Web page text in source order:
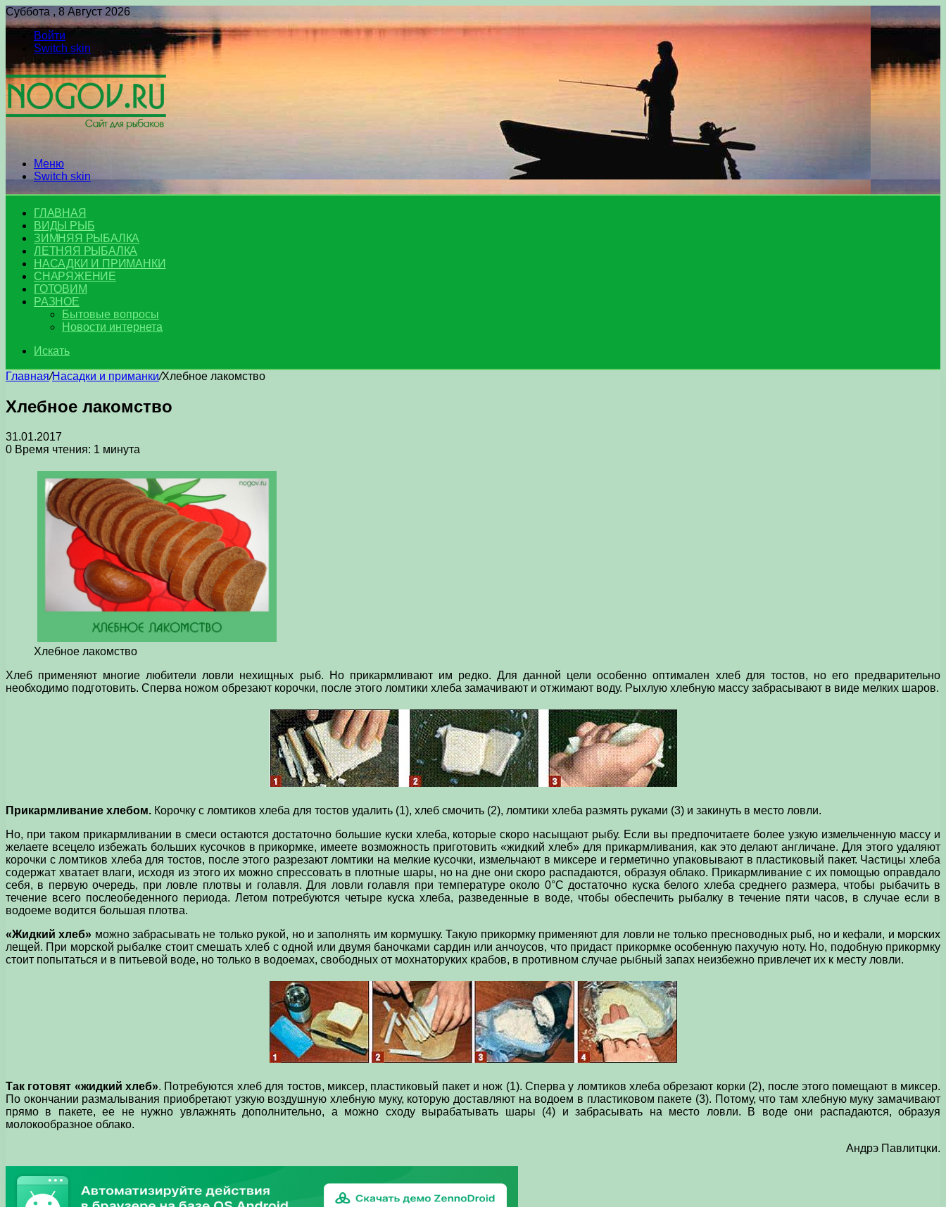
Суббота , 8 Август 2026
Войти
Switch skin
Меню
Switch skin
ГЛАВНАЯ
ВИДЫ РЫБ
ЗИМНЯЯ РЫБАЛКА
ЛЕТНЯЯ РЫБАЛКА
НАСАДКИ И ПРИМАНКИ
СНАРЯЖЕНИЕ
ГОТОВИМ
РАЗНОЕ
Бытовые вопросы
Новости интернета
Искать
Главная/Насадки и приманки/Хлебное лакомство
Хлебное лакомство
31.01.2017
0 Время чтения: 1 минута
Хлебное лакомство
Хлеб применяют многие любители ловли нехищных рыб. Но прикармливают им редко. Для данной цели особенно оптимален хлеб для тостов, но его предварительно
необходимо подготовить. Сперва ножом обрезают корочки, после этого ломтики хлеба замачивают и отжимают воду. Рыхлую хлебную массу забрасывают в виде мелких шаров.
Прикармливание хлебом. Корочку с ломтиков хлеба для тостов удалить (1), хлеб смочить (2), ломтики хлеба размять руками (3) и закинуть в место ловли.
Но, при таком прикармливании в смеси остаются достаточно большие куски хлеба, которые скоро насыщают рыбу. Если вы предпочитаете более узкую измельченную массу и
желаете всецело избежать больших кусочков в прикормке, имеете возможность приготовить «жидкий хлеб» для прикармливания, как это делают англичане. Для этого удаляют
корочки с ломтиков хлеба для тостов, после этого разрезают ломтики на мелкие кусочки, измельчают в миксере и герметично упаковывают в пластиковый пакет. Частицы хлеба
содержат хватает влаги, исходя из этого их можно спрессовать в плотные шары, но на дне они скоро распадаются, образуя облако. Прикармливание с их помощью оправдало
себя, в первую очередь, при ловле плотвы и голавля. Для ловли голавля при температуре около 0°С достаточно куска белого хлеба среднего размера, чтобы рыбачить в
течение всего послеобеденного периода. Летом потребуются четыре куска хлеба, разведенные в воде, чтобы обеспечить рыбалку в течение пяти часов, в случае если в
водоеме водится большая плотва.
«Жидкий хлеб» можно забрасывать не только рукой, но и заполнять им кормушку. Такую прикормку применяют для ловли не только пресноводных рыб, но и кефали, и морских
лещей. При морской рыбалке стоит смешать хлеб с одной или двумя баночками сардин или анчоусов, что придаст прикормке особенную пахучую ноту. Но, подобную прикормку
стоит попытаться и в питьевой воде, но только в водоемах, свободных от мохнаторуких крабов, в противном случае рыбный запах неизбежно привлечет их к месту ловли.
Так готовят «жидкий хлеб». Потребуются хлеб для тостов, миксер, пластиковый пакет и нож (1). Сперва у ломтиков хлеба обрезают корки (2), после этого помещают в миксер.
По окончании размалывания приобретают узкую воздушную хлебную муку, которую доставляют на водоем в пластиковом пакете (3). Потому, что там хлебную муку замачивают
прямо в пакете, ее не нужно увлажнять дополнительно, а можно сходу вырабатывать шары (4) и забрасывать на место ловли. В воде они распадаются, образуя
молокообразное облако.
Андрэ Павлитцки.